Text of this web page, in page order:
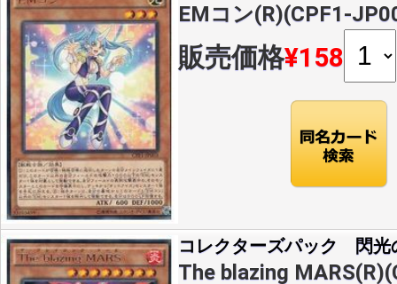
EMコン(R)(CPF1-
販売価格¥158
コレクターズパック 閃光
The blazing